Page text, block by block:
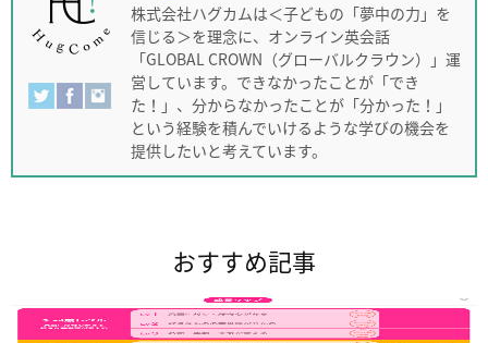
株式会社ハグカムは＜子どもの「夢中の力」を
信じる＞を理念に、オンライン英会話
「GLOBAL CROWN（グローバルクラウン）」運
営しています。できなかったことが「でき
た！」、分からなかったことが「分かった！」
という経験を積んでいけるような学びの機会を
提供したいと考えています。
おすすめ記事